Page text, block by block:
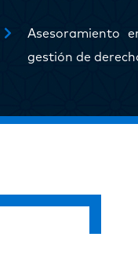
Asesoramiento
gestión de